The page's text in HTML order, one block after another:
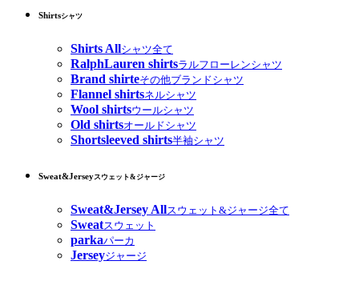
Shirtsシャツ
Shirts Allシャツ全て
RalphLauren shirtsラルフローレンシャツ
Brand shirteその他ブランドシャツ
Flannel shirtsネルシャツ
Wool shirtsウールシャツ
Old shirtsオールドシャツ
Shortsleeved shirts半袖シャツ
Sweat&Jerseyスウェット&ジャージ
Sweat&Jersey Allスウェット&ジャージ全て
Sweatスウェット
parkaパーカ
Jerseyジャージ